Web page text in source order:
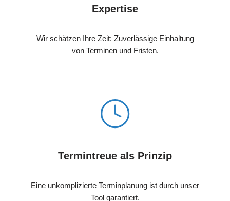
Expertise
Wir schätzen Ihre Zeit: Zuverlässige Einhaltung
von Terminen und Fristen.
Termintreue als Prinzip
Eine unkomplizierte Terminplanung ist durch unser
Tool garantiert.